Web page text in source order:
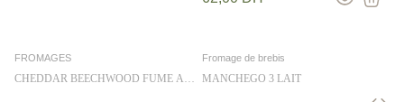
FROMAGES
CHEDDAR BEECHWOOD FUME AU
Fromage de brebis
MANCHEGO 3 LAIT